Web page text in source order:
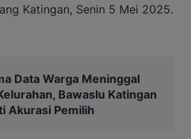
Katingan, Senin 5 Mei 2025.
Data Warga Meninggal
Bawaslu Katingan
Akurasi Pemilih